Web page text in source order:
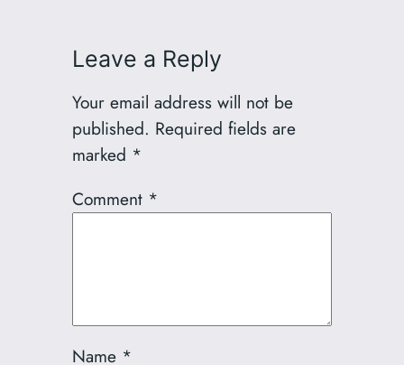
Leave a Reply
Your email address will not be
published. Required fields are
marked *
Comment *
Name *